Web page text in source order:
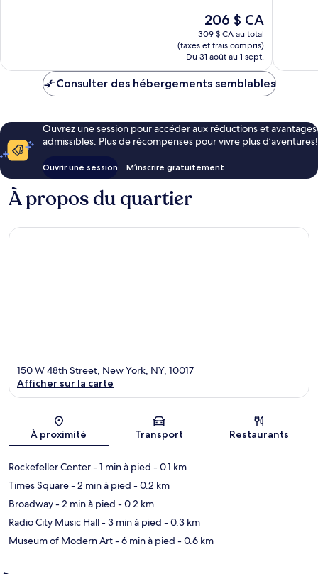
Le
prix
est
de
206 $ CA
206 $ CA
309 $ CA au total
(taxes et frais compris)
Du 31 août au 1 sept.
Consulter des hébergements semblables
Ouvrez une session pour accéder aux réductions et avantages
admissibles. Plus de récompenses pour vivre plus d’aventures!
Ouvrir une session M’inscrire gratuitement
À propos du quartier
Carte
150 W 48th Street, New York, NY, 10017
Afficher sur la carte
À proximité Transport Restaurants
Rockefeller Center- 1 min à pied - 0.1 km
Times Square- 2 min à pied - 0.2 km
Broadway- 2 min à pied - 0.2 km
Radio City Music Hall- 3 min à pied - 0.3 km
Museum of Modern Art- 6 min à pied - 0.6 km